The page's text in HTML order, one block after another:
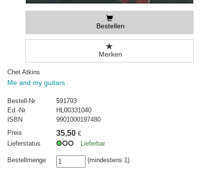
Bestellen
Merken
Chet Atkins
Me and my guitars
Bestell-Nr
591793
Ed.-Nr
HL00331040
ISBN
9901000197480
Preis
35,50 €
Lieferstatus
Lieferbar
Bestellmenge (mindestens 1)